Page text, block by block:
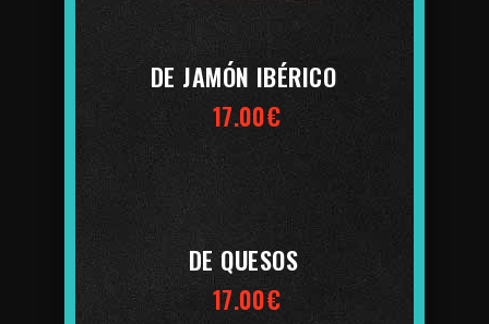
DE JAMÓN IBÉRICO
17.00€
DE QUESOS
17.00€